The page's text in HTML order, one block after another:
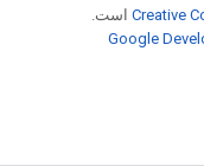
Creative است.